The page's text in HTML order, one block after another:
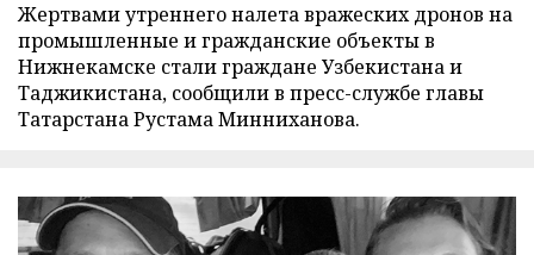
Жертвами утреннего налета вражеских дронов на
промышленные и гражданские объекты в
Нижнекамске стали граждане Узбекистана и
Таджикистана, сообщили в пресс-службе главы
Татарстана Рустама Минниханова.